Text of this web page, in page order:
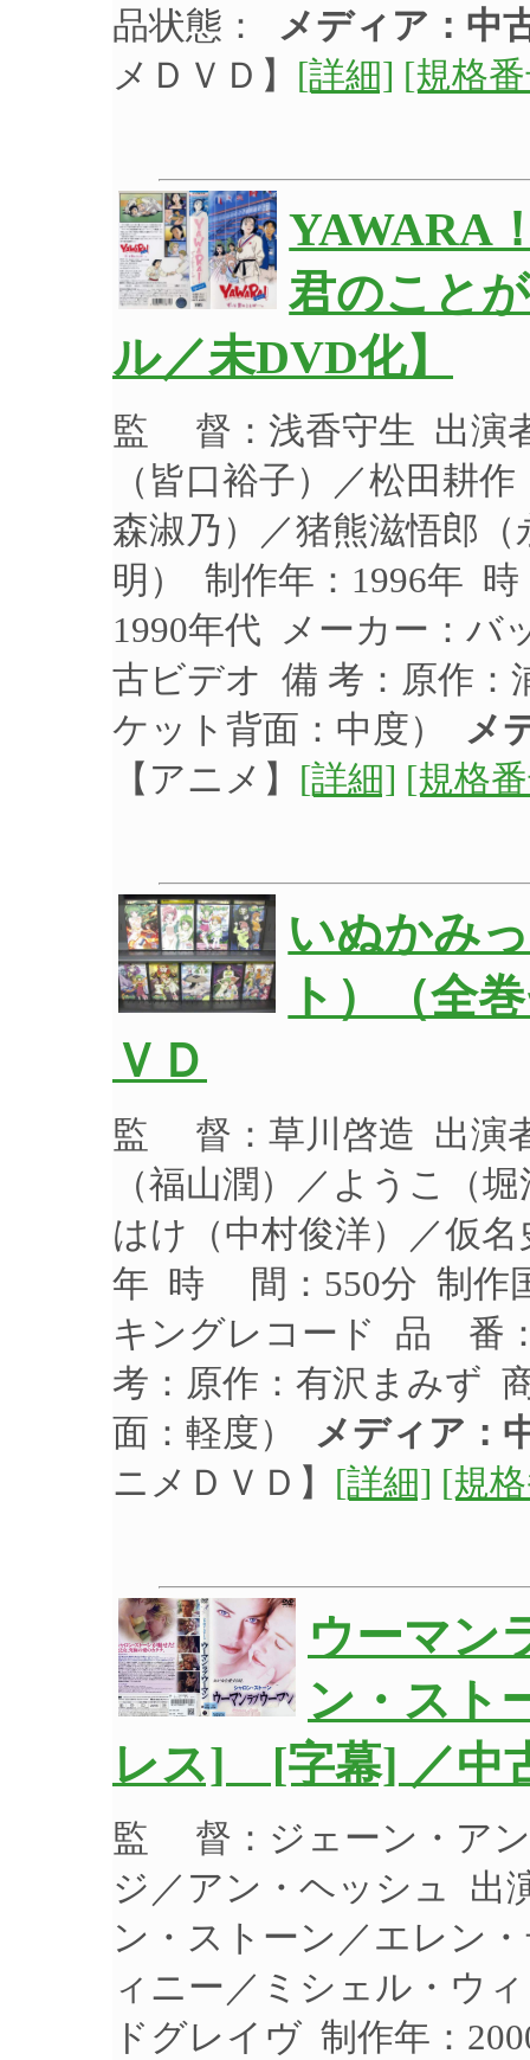
品状態：
メディア：中
メＤＶＤ】 [詳細] [規格
君のこと
ル／未DVD化】
監 督：浅香守生 出演
（皆口裕子）／松田耕
森淑乃）／猪熊滋悟郎
明） 制作年：1996年
1990年代 メーカー：
古ビデオ 備 考：原作：
ケット背面：中度）
メ
【アニメ】 [詳細] [規格
いぬかみ
ト）（全
ＶＤ
監 督：草川啓造 出演
（福山潤）／ようこ（
はけ（中村俊洋）／仮
年 時 間：550分 制作
キングレコード 品 番
考：原作：有沢まみず
面：軽度）
メディア：
ニメＤＶＤ】 [詳細] [規
ウーマン
ン・スト
レス] [字幕] ／中
監 督：ジェーン・ア
ジ／アン・ヘッシュ 出
ン・ストーン／エレン
ィニー／ミシェル・ウ
ドグレイヴ 制作年：